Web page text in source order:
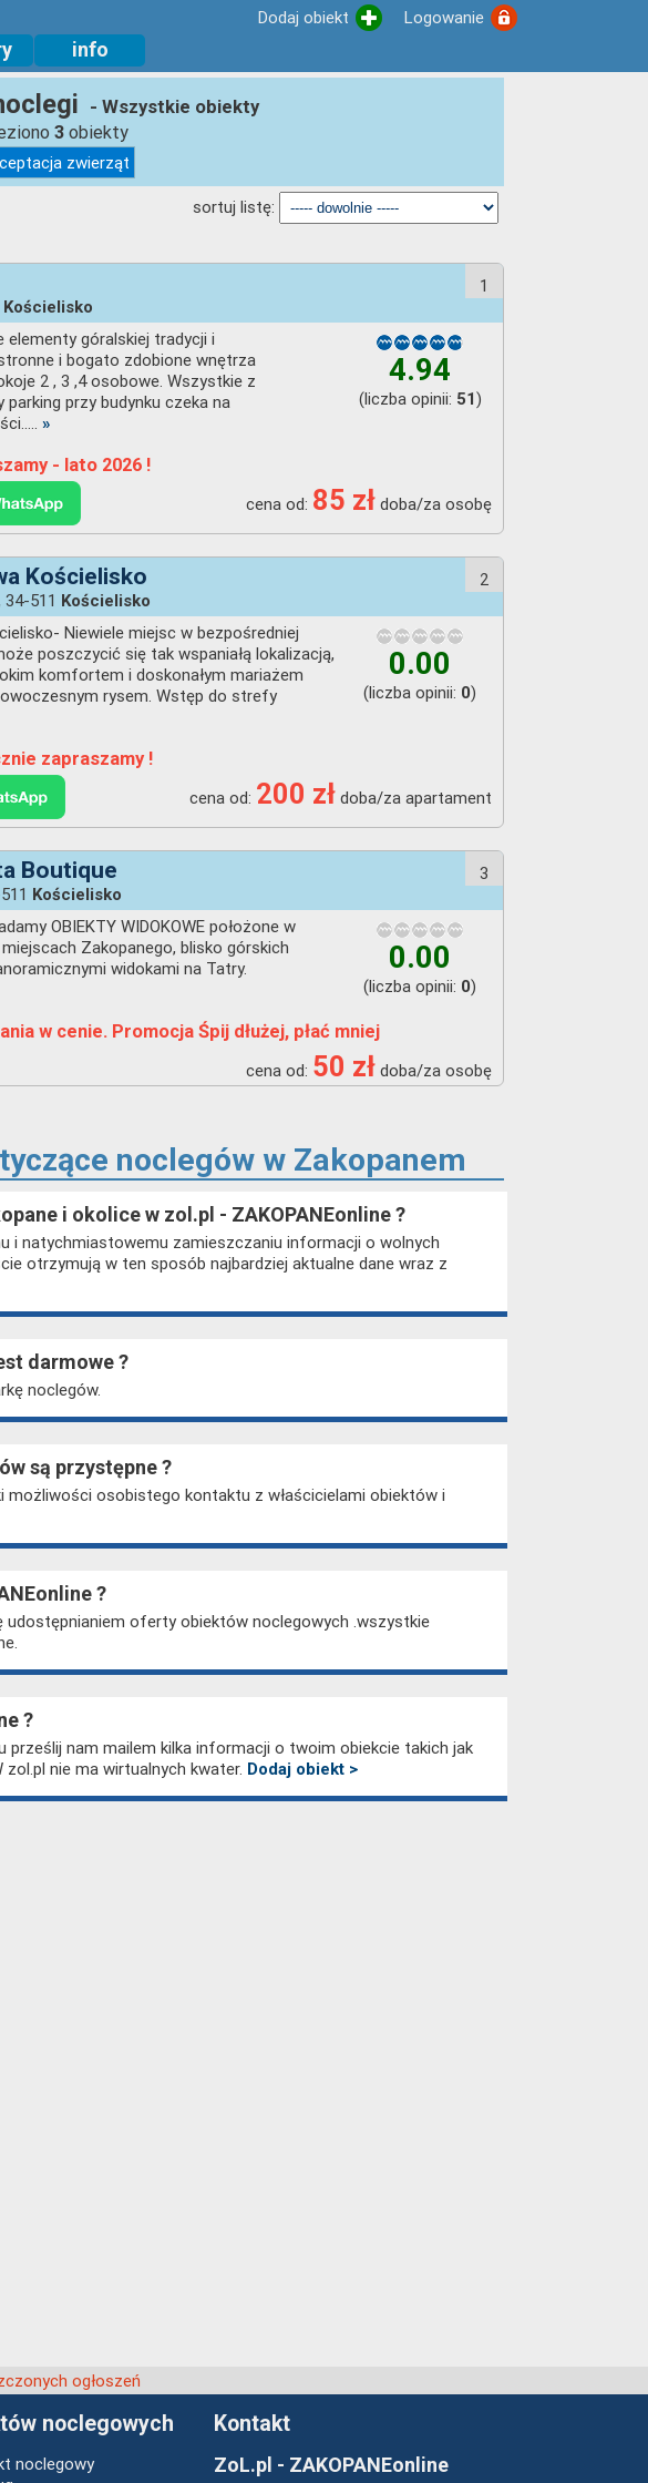
Logowanie
Dodaj obiekt
info
- Wszystkie obiekty
3obiekty
zwierząt
sortuj listę:
1
Kościelisko
4.94
(liczba opinii: 51)
elementy góralskiej tradycji i
i bogato zdobione wnętrza
2 , 3 ,4 osobowe. Wszystkie z
parking przy budynku czeka na
»
- lato 2026 !
cena od: 85 zł doba/za osobę
2
Kościelisko
34-511 Kościelisko
0.00
(liczba opinii: 0)
Niewiele miejsc w bezpośredniej
poszczycić się tak wspaniałą lokalizacją,
komfortem i doskonałym mariażem
rysem. Wstęp do strefy
zapraszamy !
cena od: 200 zł doba/za apartament
3
Boutique
Kościelisko
0.00
(liczba opinii: 0)
OBIEKTY WIDOKOWE położone w
Zakopanego, blisko górskich
widokami na Tatry.
w cenie. Promocja Śpij dłużej, płać mniej
cena od: 50 zł doba/za osobę
noclegów w Zakopanem
i okolice w zol.pl - ZAKOPANEonline ?
i natychmiastowemu zamieszczaniu informacji o wolnych
otrzymują w ten sposób najbardziej aktualne dane wraz z
darmowe ?
noclegów.
są przystępne ?
osobistego kontaktu z właścicielami obiektów i
?
oferty obiektów noclegowych .wszystkie
?
nam mailem kilka informacji o twoim obiekcie takich jak
nie ma wirtualnych kwater. Dodaj obiekt >
ogłoszeń
noclegowych
noclegowy
Kontakt
ZoL.pl - ZAKOPANEonline